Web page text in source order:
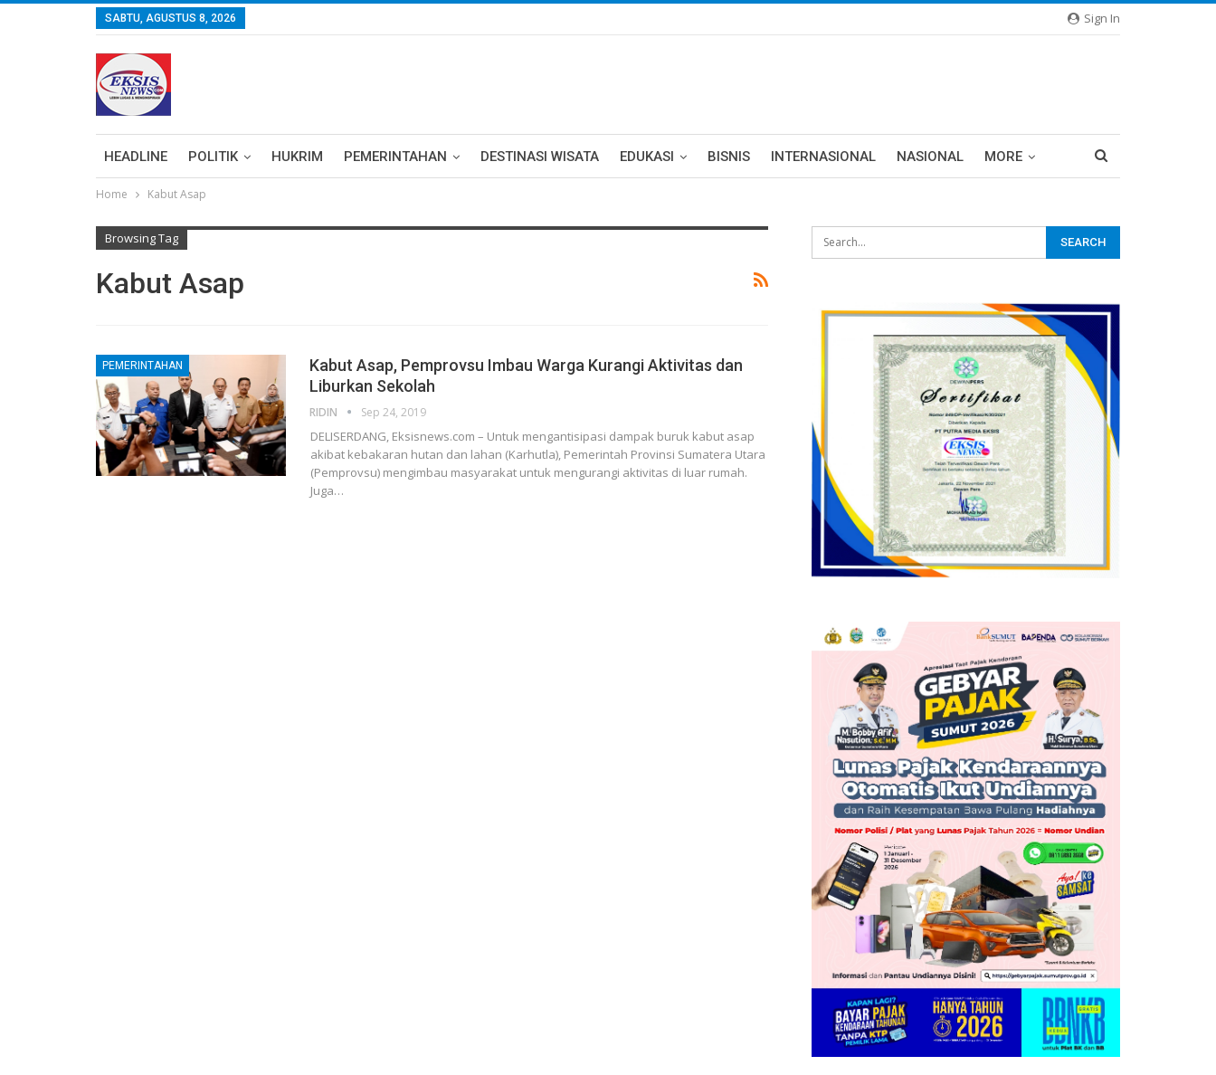
Sign In
SABTU, AGUSTUS 8, 2026
HEADLINE POLITIK HUKRIM PEMERINTAHAN DESTINASI WISATA EDUKASI BISNIS INTERNASIONAL NASIONAL MORE
Home Kabut Asap
Browsing Tag
Kabut Asap
PEMERINTAHAN
Kabut Asap, Pemprovsu Imbau Warga Kurangi Aktivitas dan
Liburkan Sekolah
RIDIN Sep 24, 2019
DELISERDANG, Eksisnews.com – Untuk mengantisipasi dampak buruk kabut asap
akibat kebakaran hutan dan lahan (Karhutla), Pemerintah Provinsi Sumatera Utara
(Pemprovsu) mengimbau masyarakat untuk mengurangi aktivitas di luar rumah.
Juga…